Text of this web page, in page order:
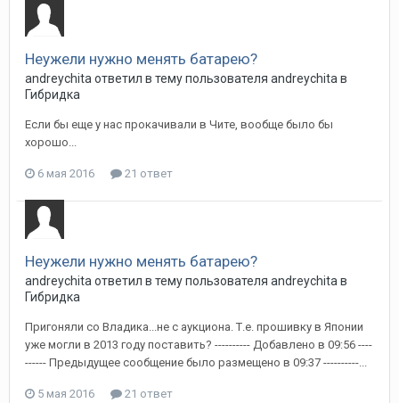
Неужели нужно менять батарею?
andreychita ответил в тему пользователя andreychita в
Гибридка
Если бы еще у нас прокачивали в Чите, вообще было бы
хорошо...
6 мая 2016 21 ответ
Неужели нужно менять батарею?
andreychita ответил в тему пользователя andreychita в
Гибридка
Пригоняли со Владика...не с аукциона. Т.е. прошивку в Японии
уже могли в 2013 году поставить? ---------- Добавлено в 09:56 ----
------ Предыдущее сообщение было размещено в 09:37 ----------...
5 мая 2016 21 ответ